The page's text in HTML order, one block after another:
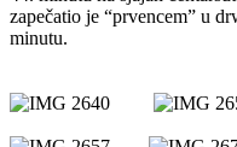
zapečatio je “prvencem” u
minutu.